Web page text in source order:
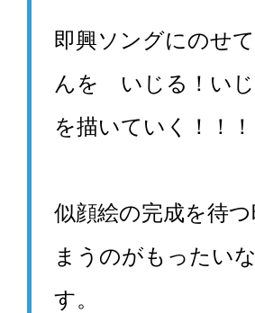
即興ソングにのせ
んを いじる！いじ
を描いていく！！！
似顔絵の完成を待
まうのがもったい
す。